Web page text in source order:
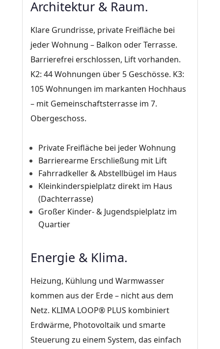
Architektur & Raum.
Klare Grundrisse, private Freifläche bei
jeder Wohnung – Balkon oder Terrasse.
Barrierefrei erschlossen, Lift vorhanden.
K2: 44 Wohnungen über 5 Geschösse. K3:
105 Wohnungen im markanten Hochhaus
– mit Gemeinschaftsterrasse im 7.
Obergeschoss.
Private Freifläche bei jeder Wohnung
Barrierearme Erschließung mit Lift
Fahrradkeller & Abstellbügel im Haus
Kleinkinderspielplatz direkt im Haus
(Dachterrasse)
Großer Kinder- & Jugendspielplatz im
Quartier
Energie & Klima.
Heizung, Kühlung und Warmwasser
kommen aus der Erde – nicht aus dem
Netz. KLIMA LOOP® PLUS kombiniert
Erdwärme, Photovoltaik und smarte
Steuerung zu einem System, das einfach